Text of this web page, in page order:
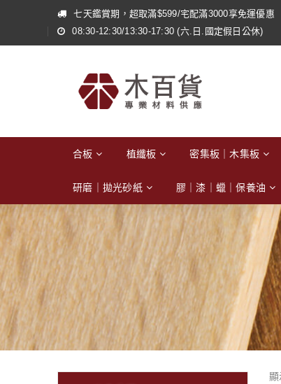
七天鑑賞期，超取滿$599/宅配滿3000享免運優惠
08:30-12:30/13:30-17:30 (六.日.國定假日公休)
合板 植纖板 密集板｜木集板
研磨｜拋光砂紙 膠｜漆｜蠟｜保養油